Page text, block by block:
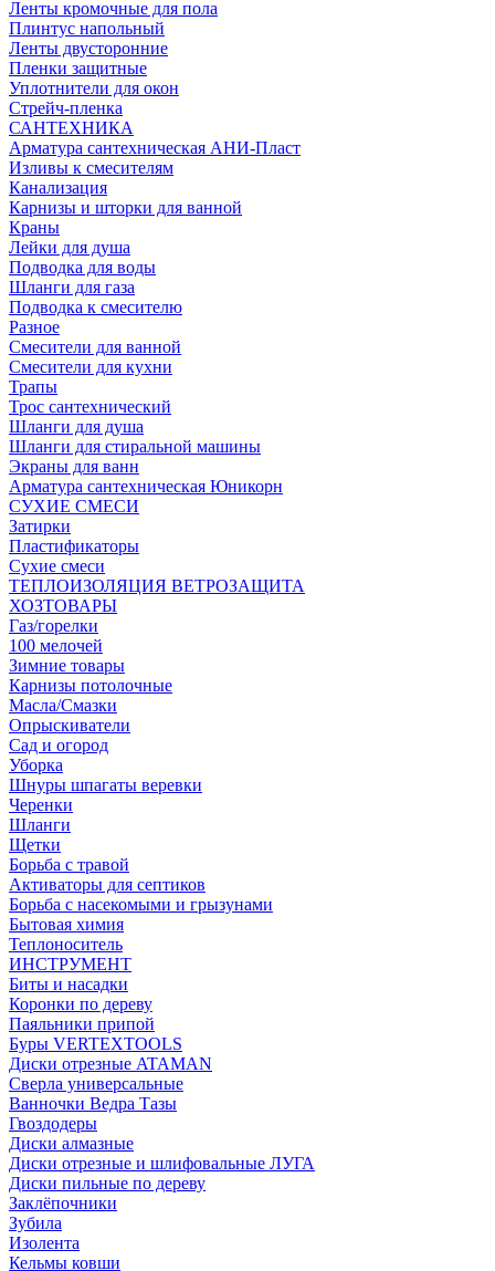
Ленты кромочные для пола
Плинтус напольный
Ленты двусторонние
Пленки защитные
Уплотнители для окон
Стрейч-пленка
САНТЕХНИКА
Арматура сантехническая АНИ-Пласт
Изливы к смесителям
Канализация
Карнизы и шторки для ванной
Краны
Лейки для душа
Подводка для воды
Шланги для газа
Подводка к смесителю
Разное
Смесители для ванной
Смесители для кухни
Трапы
Трос сантехнический
Шланги для душа
Шланги для стиральной машины
Экраны для ванн
Арматура сантехническая Юникорн
СУХИЕ СМЕСИ
Затирки
Пластификаторы
Сухие смеси
ТЕПЛОИЗОЛЯЦИЯ ВЕТРОЗАЩИТА
ХОЗТОВАРЫ
Газ/горелки
100 мелочей
Зимние товары
Карнизы потолочные
Масла/Смазки
Опрыскиватели
Сад и огород
Уборка
Шнуры шпагаты веревки
Черенки
Шланги
Щетки
Борьба с травой
Активаторы для септиков
Борьба с насекомыми и грызунами
Бытовая химия
Теплоноситель
ИНСТРУМЕНТ
Биты и насадки
Коронки по дереву
Паяльники припой
Буры VERTEXTOOLS
Диски отрезные ATAMAN
Сверла универсальные
Ванночки Ведра Тазы
Гвоздодеры
Диски алмазные
Диски отрезные и шлифовальные ЛУГА
Диски пильные по дереву
Заклёпочники
Зубила
Изолента
Кельмы ковши